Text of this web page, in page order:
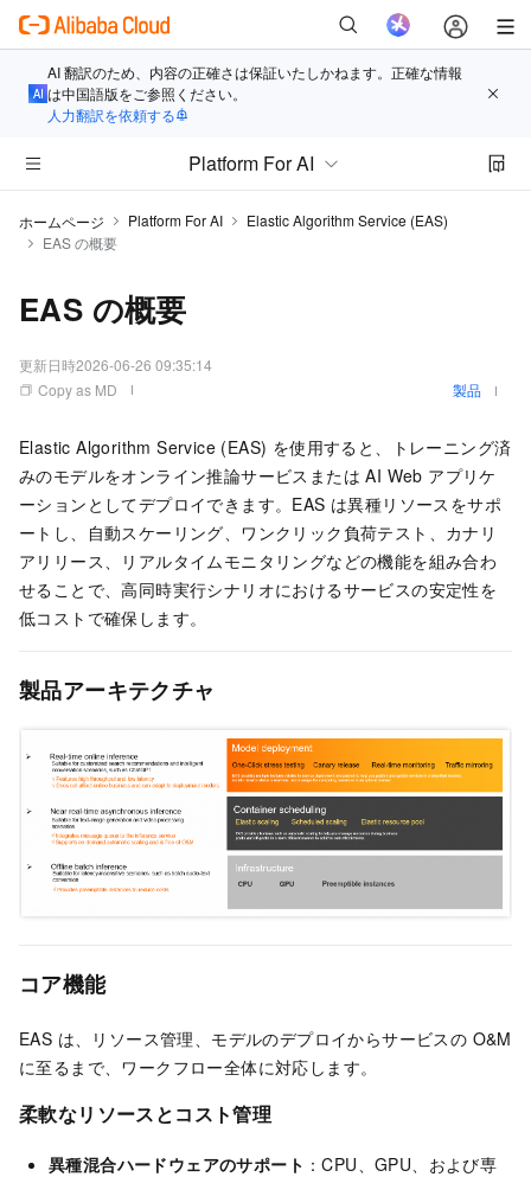
AI 翻訳のため、内容の正確さは保証いたしかねます。正確な情報
は中国語版をご参照ください。
人力翻訳を依頼する
Platform For AI
ホームページ Platform For AI
Elastic Algorithm Service (EAS)
EAS の概要
EAS の概要
更新日時2026-06-26 09:35:14
Copy as MD
製品
Elastic Algorithm Service (EAS) を使用すると、トレーニング済
みのモデルをオンライン推論サービスまたは AI Web アプリケ
ーションとしてデプロイできます。EAS は異種リソースをサポ
ートし、自動スケーリング、ワンクリック負荷テスト、カナリ
アリリース、リアルタイムモニタリングなどの機能を組み合わ
せることで、高同時実行シナリオにおけるサービスの安定性を
低コストで確保します。
製品アーキテクチャ
コア機能
EAS は、リソース管理、モデルのデプロイからサービスの O&M
に至るまで、ワークフロー全体に対応します。
柔軟なリソースとコスト管理
異種混合ハードウェアのサポート ：CPU、GPU、および専